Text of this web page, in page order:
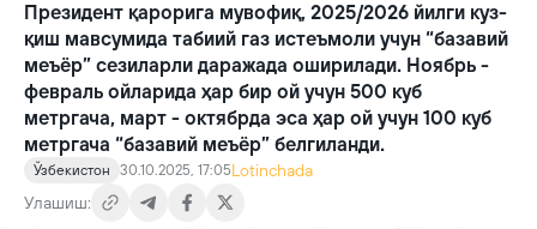
Президент қарорига мувофиқ, 2025/2026 йилги куз-
қиш мавсумида табиий газ истеъмоли учун “базавий
меъёр” сезиларли даражада оширилади. Ноябрь -
февраль ойларида ҳар бир ой учун 500 куб
метргача, март - октябрда эса ҳар ой учун 100 куб
метргача “базавий меъёр” белгиланди.
Ўзбекистон 30.10.2025, 17:05Lotinchada
Улашиш: